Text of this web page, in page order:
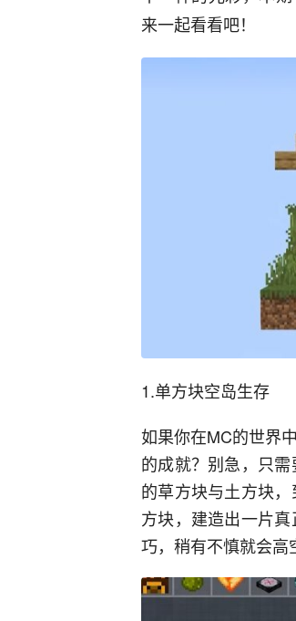
来一起看看吧！
1.单方块空岛生存
如果你在MC的世界
的成就？别急，只
的草方块与土方块
方块，建造出一片
巧，稍有不慎就会高